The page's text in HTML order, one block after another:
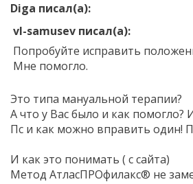
Diga писал(а):
vl-samusev писал(а):
Попробуйте исправить
Мне помогло.
Это типа мануальной терапии?
А что у Вас было и как помогло?
Пс и как можно вправить один!
И как это понимать ( с сайта)
Метод АтласПРОфилакс® не